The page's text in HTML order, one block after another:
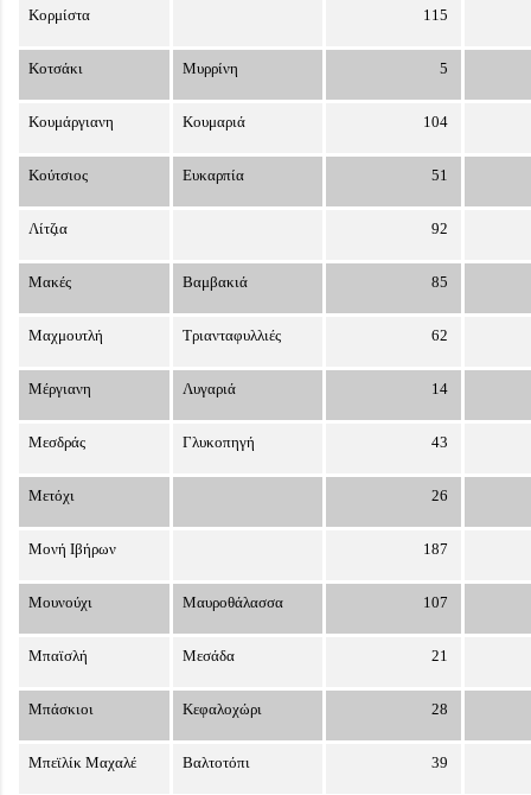
Κορμίστα 115
Κοτσάκι Μυρρίνη 5
Κουμάργιανη Κουμαριά 104
Κούτσιος Ευκαρπία 51
Λίτζια 92
Μακές Βαμβακιά 85
Μαχμουτλή Τριανταφυλλιές 62
Μέργιανη Λυγαριά 14
Μεσδράς Γλυκοπηγή 43
Μετόχι 26
Μονή Ιβήρων 187
Μουνούχι Μαυροθάλασσα 107
Μπαϊσλή Μεσάδα 21
Μπάσκιοι Κεφαλοχώρι 28
Μπεϊλίκ Μαχαλέ Βαλτοτόπι 39